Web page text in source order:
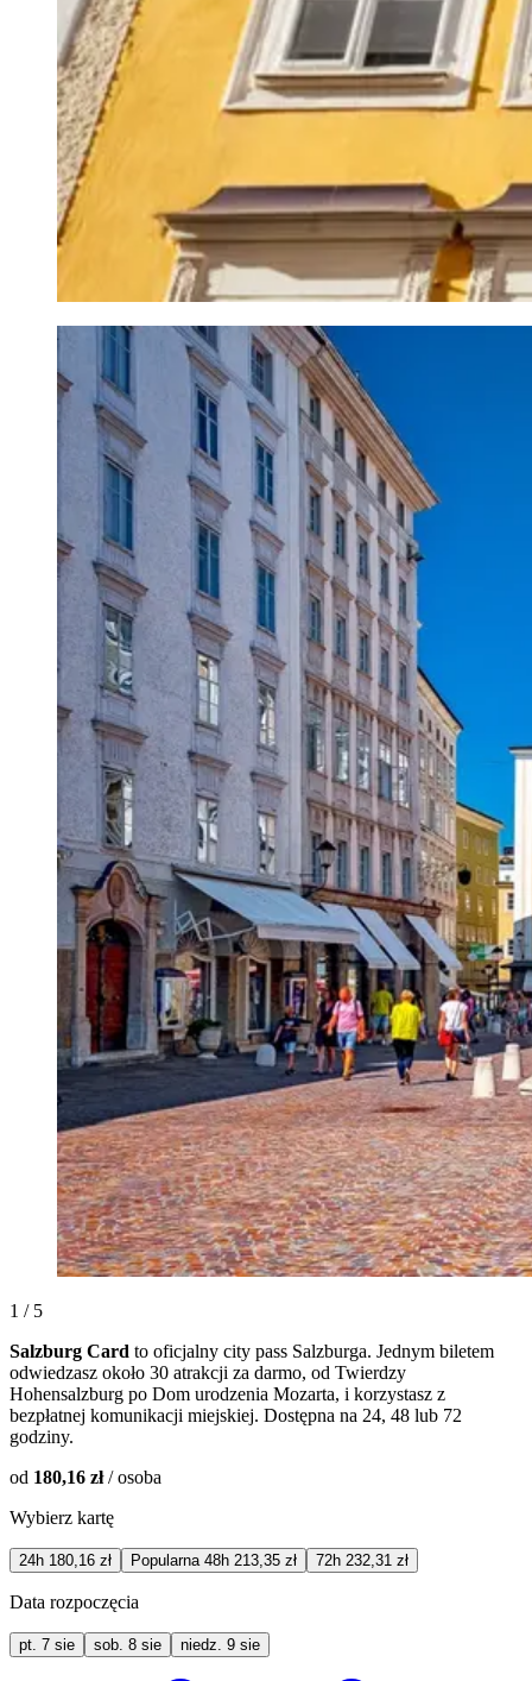
1 / 5
Salzburg Card to oficjalny city pass Salzburga. Jednym biletem
odwiedzasz około 30 atrakcji za darmo, od Twierdzy
Hohensalzburg po Dom urodzenia Mozarta, i korzystasz z
bezpłatnej komunikacji miejskiej. Dostępna na 24, 48 lub 72
godziny.
od 180,16 zł / osoba
Wybierz kartę
24h 180,16 zł Popularna 48h 213,35 zł 72h 232,31 zł
Data rozpoczęcia
pt. 7 sie sob. 8 sie niedz. 9 sie